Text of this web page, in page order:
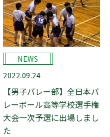
NEWS
2022.09.24
【男子バレー部】全日本バ
レーボール高等学校選手権
大会一次予選に出場しまし
た